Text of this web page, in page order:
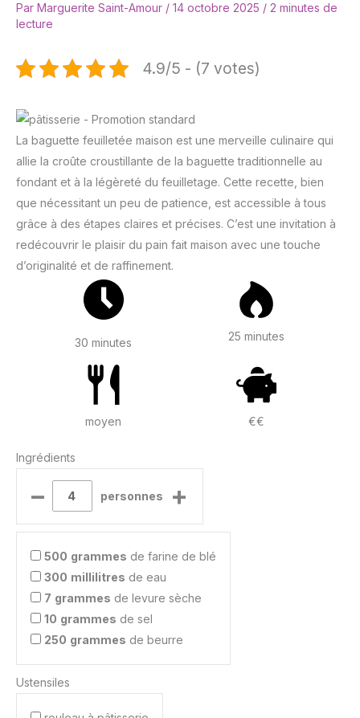
Par Marguerite Saint-Amour / 14 octobre 2025 / 2 minutes de
lecture
4.9/5 - (7 votes)
La baguette feuilletée maison est une merveille culinaire qui
allie la croûte croustillante de la baguette traditionnelle au
fondant et à la légèreté du feuilletage. Cette recette, bien
que nécessitant un peu de patience, est accessible à tous
grâce à des étapes claires et précises. C’est une invitation à
redécouvrir le plaisir du pain fait maison avec une touche
d’originalité et de raffinement.
30 minutes 25 minutes
moyen €€
Ingrédients
– personnes +
500 grammes de farine de blé
300 millilitres de eau
7 grammes de levure sèche
10 grammes de sel
250 grammes de beurre
Ustensiles